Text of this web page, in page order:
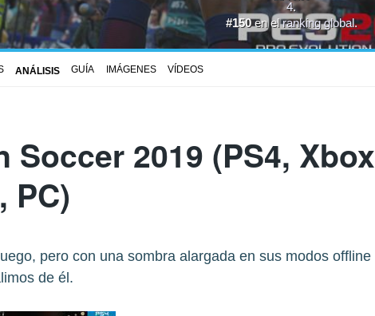
4.
#150en elranking global.
ANÁLISIS GUÍA IMÁGENES VÍDEOS
Soccer 2019 (PS4, Xbox
PC)
pero con una sombra alargada en sus modos offline
de él.